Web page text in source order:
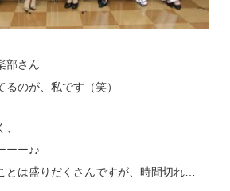
部さん
るのが、私です（笑）
ーー♪♪
とは盛りだくさんですが、時間切れ…